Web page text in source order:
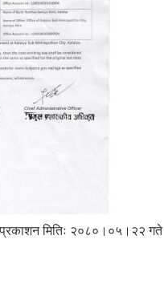
प्रकाशन मितिः २०८०।०५।२२ गते